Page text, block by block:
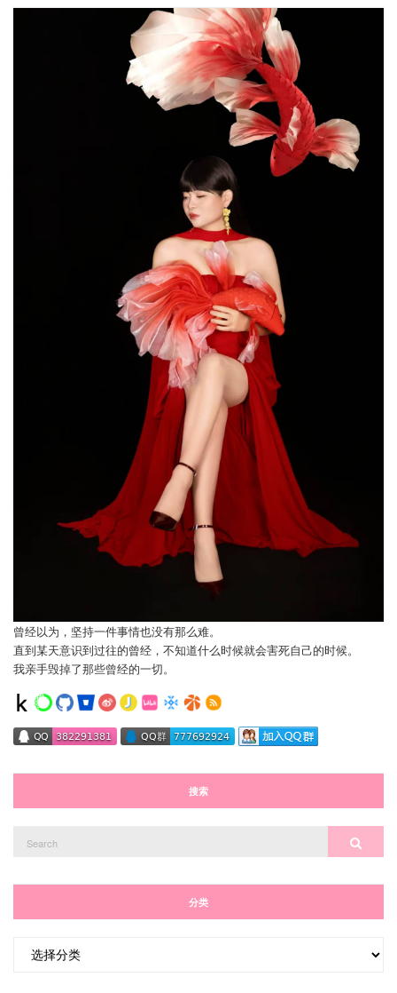
曾经以为，坚持一件事情也没有那么难。
直到某天意识到过往的曾经，不知道什么时候就会害死自己的时候。
我亲手毁掉了那些曾经的一切。
搜索
for:
分类